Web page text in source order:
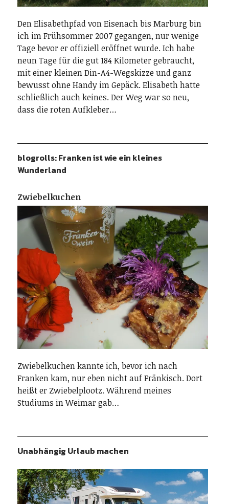
Den Elisabethpfad von Eisenach bis Marburg bin
ich im Frühsommer 2007 gegangen, nur wenige
Tage bevor er offiziell eröffnet wurde. Ich habe
neun Tage für die gut 184 Kilometer gebraucht,
mit einer kleinen Din-A4-Wegskizze und ganz
bewusst ohne Handy im Gepäck. Elisabeth hatte
schließlich auch keines. Der Weg war so neu,
dass die roten Aufkleber…
blogrolls: Franken ist wie ein kleines
Wunderland
Zwiebelkuchen
Zwiebelkuchen kannte ich, bevor ich nach
Franken kam, nur eben nicht auf Fränkisch. Dort
heißt er Zwiebelplootz. Während meines
Studiums in Weimar gab…
Unabhängig Urlaub machen